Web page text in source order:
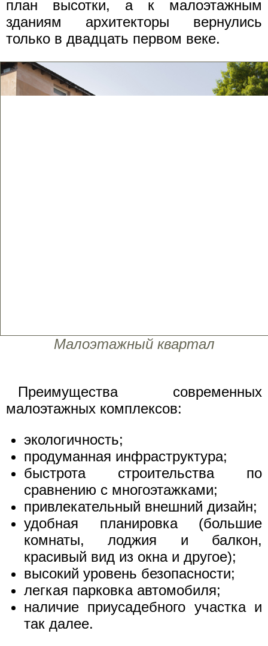
план высотки, а к малоэтажным
зданиям архитекторы вернулись
только в двадцать первом веке.
Малоэтажный квартал
Преимущества современных
малоэтажных комплексов:
экологичность;
продуманная инфраструктура;
быстрота строительства по
сравнению с многоэтажками;
привлекательный внешний дизайн;
удобная планировка (большие
комнаты, лоджия и балкон,
красивый вид из окна и другое);
высокий уровень безопасности;
легкая парковка автомобиля;
наличие приусадебного участка и
так далее.